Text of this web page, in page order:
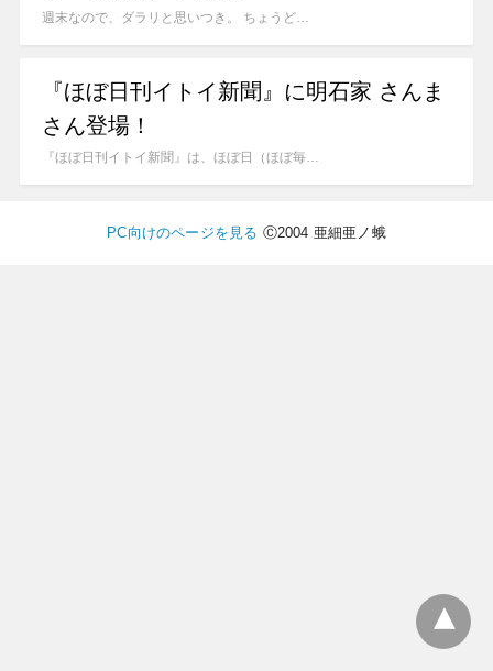
週末なので、ダラリと思いつき。 ちょうど…
『ほぼ日刊イトイ新聞』に明石家 さんま
さん登場！
『ほぼ日刊イトイ新聞』は、ほぼ日（ほぼ毎…
PC向けのページを見る Ⓒ2004 亜細亜ノ蛾